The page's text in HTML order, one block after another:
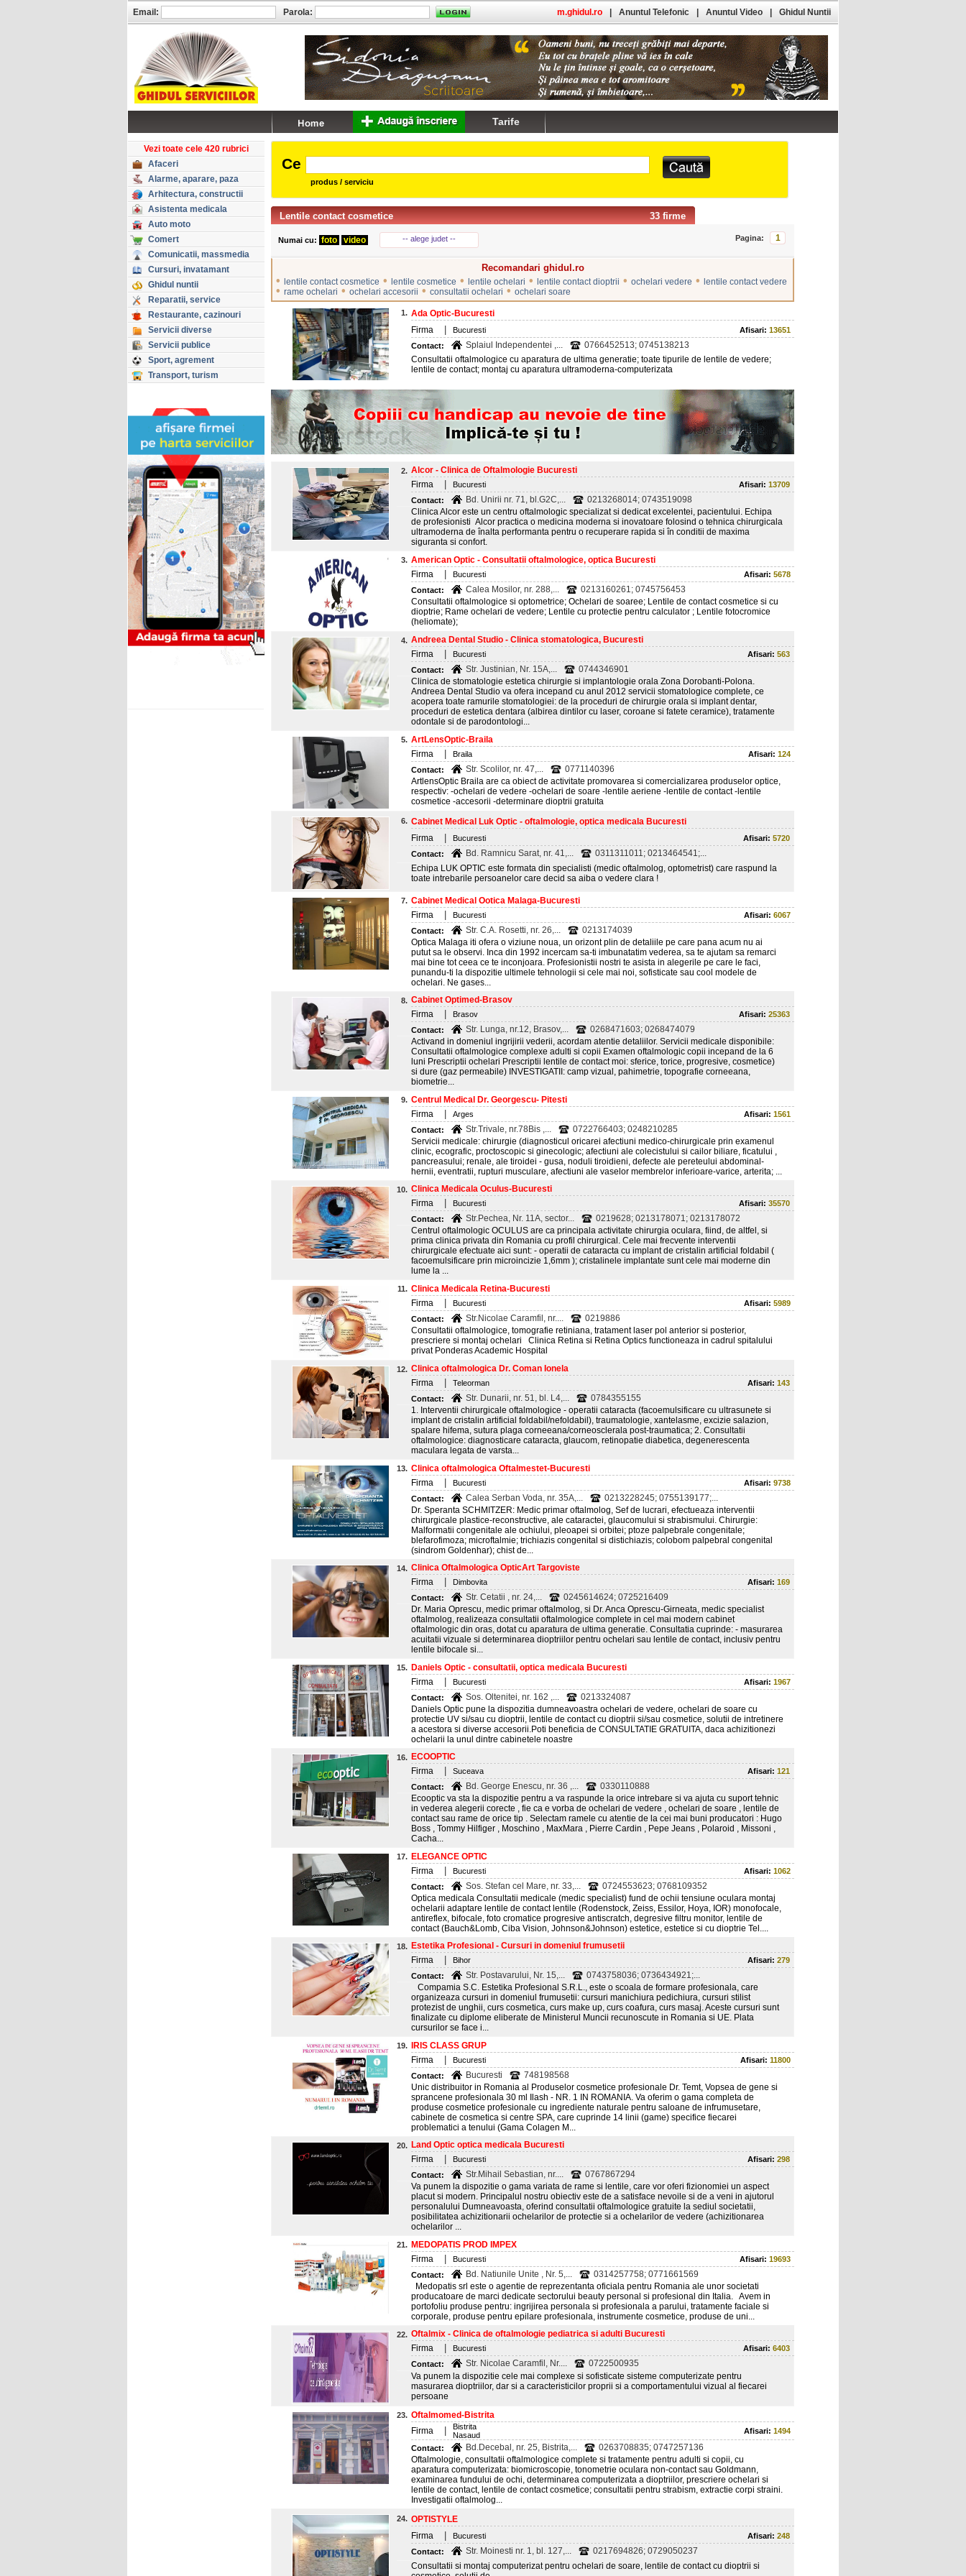
Vezi toate cele 420 rubrici
Afaceri
Alarme, aparare, paza
Arhitectura, constructii
Asistenta medicala
Auto moto
Comert
Comunicatii, massmedia
Cursuri, invatamant
Ghidul nuntii
Reparatii, service
Restaurante, cazinouri
Servicii diverse
Servicii publice
Sport, agrement
Transport, turism
Ce
produs / serviciu
33 firme
Lentile contact cosmetice
Numai cu: foto video -- alege judet -- Pagina: 1
Recomandari ghidul.ro
• lentile contact cosmetice • lentile cosmetice • lentile ochelari • lentile contact dioptrii • ochelari vedere • lentile contact vedere
• rame ochelari • ochelari accesorii • consultatii ochelari • ochelari soare
1. Ada Optic-Bucuresti
Firma
Bucuresti Afisari: 13651
Contact:
Splaiul Independentei ,...
0766452513; 0745138213
Consultatii oftalmologice cu aparatura de ultima generatie; toate tipurile de lentile de vedere;
lentile de contact; montaj cu aparatura ultramoderna-computerizata
2. Alcor - Clinica de Oftalmologie Bucuresti
Firma
Bucuresti Afisari: 13709
Contact:
Bd. Unirii nr. 71, bl.G2C,...
0213268014; 0743519098
Clinica Alcor este un centru oftalmologic specializat si dedicat excelentei, pacientului. Echipa
de profesionisti Alcor practica o medicina moderna si inovatoare folosind o tehnica chirurgicala
ultramoderna de înalta performanta pentru o recuperare rapida si în conditii de maxima
siguranta si confort.
3. American Optic - Consultatii oftalmologice, optica Bucuresti
Firma
Bucuresti Afisari: 5678
Contact:
Calea Mosilor, nr. 288,...
0213160261; 0745756453
Consultatii oftalmologice si optometrice; Ochelari de soaree; Lentile de contact cosmetice si cu
dioptrie; Rame ochelari de vedere; Lentile cu protectie pentru calculator ; Lentile fotocromice
(heliomate);
4. Andreea Dental Studio - Clinica stomatologica, Bucuresti
Firma
Bucuresti Afisari: 563
Contact:
Str. Justinian, Nr. 15A,...
0744346901
Clinica de stomatologie estetica chirurgie si implantologie orala Zona Dorobanti-Polona.
Andreea Dental Studio va ofera incepand cu anul 2012 servicii stomatologice complete, ce
acopera toate ramurile stomatologiei: de la proceduri de chirurgie orala si implant dentar,
proceduri de estetica dentara (albirea dintilor cu laser, coroane si fatete ceramice), tratamente
odontale si de parodontologi...
5. ArtLensOptic-Braila
Firma
Braila Afisari: 124
Contact:
Str. Scolilor, nr. 47,...
0771140396
ArtlensOptic Braila are ca obiect de activitate promovarea si comercializarea produselor optice,
respectiv: -ochelari de vedere -ochelari de soare -lentile aeriene -lentile de contact -lentile
cosmetice -accesorii -determinare dioptrii gratuita
6. Cabinet Medical Luk Optic - oftalmologie, optica medicala Bucuresti
Firma
Bucuresti Afisari: 5720
Contact:
Bd. Ramnicu Sarat, nr. 41,...
0311311011; 0213464541;...
Echipa LUK OPTIC este formata din specialisti (medic oftalmolog, optometrist) care raspund la
toate intrebarile persoanelor care decid sa aiba o vedere clara !
7. Cabinet Medical Ootica Malaga-Bucuresti
Firma
Bucuresti Afisari: 6067
Contact:
Str. C.A. Rosetti, nr. 26,...
0213174039
Optica Malaga iti ofera o viziune noua, un orizont plin de detaliile pe care pana acum nu ai
putut sa le observi. Inca din 1992 incercam sa-ti imbunatatim vederea, sa te ajutam sa remarci
mai bine tot ceea ce te inconjoara. Profesionistii nostri te asista in alegerile pe care le faci,
punandu-ti la dispozitie ultimele tehnologii si cele mai noi, sofisticate sau cool modele de
ochelari. Ne gases...
8. Cabinet Optimed-Brasov
Firma
Brasov Afisari: 25363
Contact:
Str. Lunga, nr.12, Brasov,...
0268471603; 0268474079
Activand in domeniul ingrijirii vederii, acordam atentie detaliilor. Servicii medicale disponibile:
Consultatii oftalmologice complexe adulti si copii Examen oftalmologic copii incepand de la 6
luni Prescriptii ochelari Prescriptii lentile de contact moi: sferice, torice, progresive, cosmetice)
si dure (gaz permeabile) INVESTIGATII: camp vizual, pahimetrie, topografie corneeana,
biometrie...
9. Centrul Medical Dr. Georgescu- Pitesti
Firma
Arges Afisari: 1561
Contact:
Str.Trivale, nr.78Bis ,...
0722766403; 0248210285
Servicii medicale: chirurgie (diagnosticul oricarei afectiuni medico-chirurgicale prin examenul
clinic, ecografic, proctoscopic si ginecologic; afectiuni ale colecistului si cailor biliare, ficatului ,
pancreasului; renale, ale tiroidei - gusa, noduli tiroidieni, defecte ale pereteului abdominal-
hernii, eventratii, rupturi musculare, afectiuni ale vaselor membrelor inferioare-varice, arterita; ...
10. Clinica Medicala Oculus-Bucuresti
Firma
Bucuresti Afisari: 35570
Contact:
Str.Pechea, Nr. 11A, sector...
0219628; 0213178071; 0213178072
Centrul oftalmologic OCULUS are ca principala activitate chirurgia oculara, fiind, de altfel, si
prima clinica privata din Romania cu profil chirurgical. Cele mai frecvente interventii
chirurgicale efectuate aici sunt: - operatii de cataracta cu implant de cristalin artificial foldabil (
facoemulsificare prin microincizie 1,6mm ); cristalinele implantate sunt cele mai moderne din
lume la ...
11. Clinica Medicala Retina-Bucuresti
Firma
Bucuresti Afisari: 5989
Contact:
Str.Nicolae Caramfil, nr....
0219886
Consultatii oftalmologice, tomografie retiniana, tratament laser pol anterior si posterior,
prescriere si montaj ochelari Clinica Retina si Retina Optics functioneaza in cadrul spitalului
privat Ponderas Academic Hospital
12. Clinica oftalmologica Dr. Coman Ionela
Firma
Teleorman Afisari: 143
Contact:
Str. Dunarii, nr. 51, bl. L4,...
0784355155
1. Interventii chirurgicale oftalmologice - operatii cataracta (facoemulsificare cu ultrasunete si
implant de cristalin artificial foldabil/nefoldabil), traumatologie, xantelasme, excizie salazion,
spalare hifema, sutura plaga corneeana/corneosclerala post-traumatica; 2. Consultatii
oftalmologice: diagnosticare cataracta, glaucom, retinopatie diabetica, degenerescenta
maculara legata de varsta...
13. Clinica oftalmologica Oftalmestet-Bucuresti
Firma
Bucuresti Afisari: 9738
Contact:
Calea Serban Voda, nr. 35A,...
0213228245; 0755139177;...
Dr. Speranta SCHMITZER: Medic primar oftalmolog, Sef de lucrari, efectueaza interventii
chirurgicale plastice-reconstructive, ale cataractei, glaucomului si strabismului. Chirurgie:
Malformatii congenitale ale ochiului, pleoapei si orbitei; ptoze palpebrale congenitale;
blefarofimoza; microftalmie; trichiazis congenital si distichiazis; colobom palpebral congenital
(sindrom Goldenhar); chist de...
14. Clinica Oftalmologica OpticArt Targoviste
Firma
Dimbovita Afisari: 169
Contact:
Str. Cetatii , nr. 24,...
0245614624; 0725216409
Dr. Maria Oprescu, medic primar oftalmolog, si Dr. Anca Oprescu-Girneata, medic specialist
oftalmolog, realizeaza consultatii oftalmologice complete in cel mai modern cabinet
oftalmologic din oras, dotat cu aparatura de ultima generatie. Consultatia cuprinde: - masurarea
acuitatii vizuale si determinarea dioptriilor pentru ochelari sau lentile de contact, inclusiv pentru
lentile bifocale si...
15. Daniels Optic - consultatii, optica medicala Bucuresti
Firma
Bucuresti Afisari: 1967
Contact:
Sos. Oltenitei, nr. 162 ,...
0213324087
Daniels Optic pune la dispozitia dumneavoastra ochelari de vedere, ochelari de soare cu
protectie UV si/sau cu dioptrii, lentile de contact cu dioptrii si/sau cosmetice, solutii de intretinere
a acestora si diverse accesorii.Poti beneficia de CONSULTATIE GRATUITA, daca achizitionezi
ochelarii la unul dintre cabinetele noastre
16. ECOOPTIC
Firma
Suceava Afisari: 121
Contact:
Bd. George Enescu, nr. 36 ,...
0330110888
Ecooptic va sta la dispozitie pentru a va raspunde la orice intrebare si va ajuta cu suport tehnic
in vederea alegerii corecte , fie ca e vorba de ochelari de vedere , ochelari de soare , lentile de
contact sau rame de orice tip . Selectam ramele cu atentie de la cei mai buni producatori : Hugo
Boss , Tommy Hilfiger , Moschino , MaxMara , Pierre Cardin , Pepe Jeans , Polaroid , Missoni ,
Cacha...
17. ELEGANCE OPTIC
Firma
Bucuresti Afisari: 1062
Contact:
Sos. Stefan cel Mare, nr. 33,...
0724553623; 0768109352
Optica medicala Consultatii medicale (medic specialist) fund de ochii tensiune oculara montaj
ochelarii adaptare lentile de contact lentile (Rodenstock, Zeiss, Essilor, Hoya, IOR) monofocale,
antireflex, bifocale, foto cromatice progresive antiscratch, degresive filtru monitor, lentile de
contact (Bauch&Lomb, Ciba Vision, Johnson&Johnson) estetice, estetice si cu dioptrie Tel....
18. Estetika Profesional - Cursuri in domeniul frumusetii
Firma
Bihor Afisari: 279
Contact:
Str. Postavarului, Nr. 15,...
0743758036; 0736434921;...
Compamia S.C. Estetika Profesional S.R.L., este o scoala de formare profesionala, care
organizeaza cursuri in domeniul frumusetii: cursuri manichiura pedichiura, cursuri stilist
protezist de unghii, curs cosmetica, curs make up, curs coafura, curs masaj. Aceste cursuri sunt
finalizate cu diplome eliberate de Ministerul Muncii recunoscute in Romania si UE. Plata
cursurilor se face i...
19.
IRIS CLASS GRUP
Firma
Bucuresti Afisari: 11800
Contact:
Bucuresti
748198568
Unic distribuitor in Romania al Produselor cosmetice profesionale Dr. Temt, Vopsea de gene si
sprancene profesionala 30 ml Ilash - NR. 1 IN ROMANIA. Va oferim o gama completa de
produse cosmetice profesionale cu ingrediente naturale pentru saloane de infrumusetare,
cabinete de cosmetica si centre SPA, care cuprinde 14 linii (game) specifice fiecarei
problematici a tenului (Gama Colagen M...
20. Land Optic optica medicala Bucuresti
Firma
Bucuresti Afisari: 298
Contact:
Str.Mihail Sebastian, nr....
0767867294
Va punem la dispozitie o gama variata de rame si lentile, care vor oferi fizionomiei un aspect
placut si modern. Principalul nostru obiectiv este de a satisface nevoile si de a veni in ajutorul
personalului Dumneavoasta, oferind consultatii oftalmologice gratuite la sediul societatii,
posibilitatea achizitionarii ochelarilor de protectie si a ochelarilor de vedere (achizitionarea
ochelarilor ...
21. MEDOPATIS PROD IMPEX
Firma
Bucuresti Afisari: 19693
Contact:
Bd. Natiunile Unite , Nr. 5,...
0314257758; 0771661569
Medopatis srl este o agentie de reprezentanta oficiala pentru Romania ale unor societati
producatoare de marci dedicate sectorului beauty personal si profesional din Italia. Avem in
portofoliu produse pentru: ingrijirea personala si profesionala a parului, tratamente faciale si
corporale, produse pentru epilare profesionala, instrumente cosmetice, produse de uni...
22. Oftalmix - Clinica de oftalmologie pediatrica si adulti Bucuresti
Firma
Bucuresti Afisari: 6403
Contact:
Str. Nicolae Caramfil, Nr....
0722500935
Va punem la dispozitie cele mai complexe si sofisticate sisteme computerizate pentru
masurarea dioptriilor, dar si a caracteristicilor proprii si a comportamentului vizual al fiecarei
persoane
23. Oftalmomed-Bistrita
Firma
Bistrita
Nasaud
Afisari: 1494
Contact:
Bd.Decebal, nr. 25, Bistrita,...
0263708835; 0747257136
Oftalmologie, consultatii oftalmologice complete si tratamente pentru adulti si copii, cu
aparatura computerizata: biomicroscopie, tonometrie oculara non-contact sau Goldmann,
examinarea fundului de ochi, determinarea computerizata a dioptriilor, prescriere ochelari si
lentile de contact, lentile de contact cosmetice; consultatii pentru strabism, extractie corpi straini.
Investigatii oftalmolog...
24. OPTISTYLE
Firma
Bucuresti Afisari: 248
Contact:
Str. Moinesti nr. 1, bl. 127,...
0217694826; 0729050237
Consultatii si montaj computerizat pentru ochelari de soare, lentile de contact cu dioptrii si
Email: Parola: m.ghidul.ro Anuntul Telefonic Anuntul Video Ghidul Nuntii
Tarife